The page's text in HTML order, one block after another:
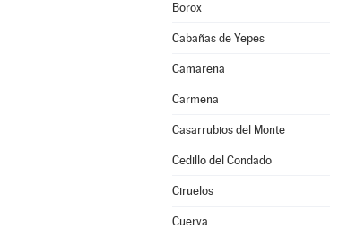
Borox
Cabañas de Yepes
Camarena
Carmena
Casarrubios del Monte
Cedillo del Condado
Ciruelos
Cuerva